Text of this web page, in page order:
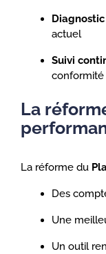
actuel
Suivi
conformité
La
La réforme du
Des
Une
Un outil